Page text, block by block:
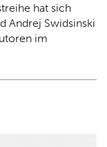
hat sich
Andrej Swidsinski
im